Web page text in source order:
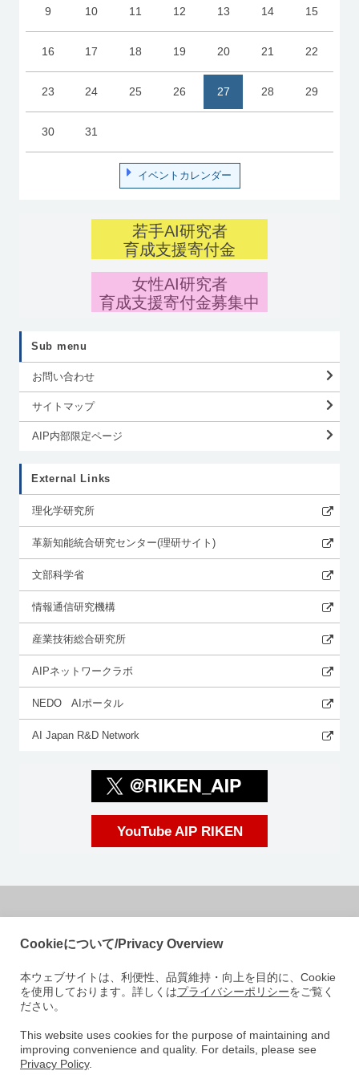
9 10 11 12 13 14 15
16 17 18 19 20 21 22
23 24 25 26 27 28 29
30 31
イベントカレンダー
若手AI研究者
育成支援寄付金
女性AI研究者
育成支援寄付金募集中
Sub menu
お問い合わせ
サイトマップ
AIP内部限定ページ
External Links
理化学研究所
革新知能統合研究センター(理研サイト)
文部科学省
情報通信研究機構
産業技術総合研究所
AIPネットワークラボ
NEDO AIポータル
AI Japan R&D Network
YouTube AIP RIKEN
国立研究開発法人理化学研究所
〒103-0027
東京都中央区日本橋 1-4-1
e-mail: aip-koho [at]riken.jp 注: メールアドレスの[at]は@に変えてくださ
い
Cookieについて/Privacy Overview
本ウェブサイトは、利便性、品質維持・向上を目的に、Cookie
を使用しております。詳しくはプライバシーポリシーをご覧く
ださい。
This website uses cookies for the purpose of maintaining and
improving convenience and quality. For details, please see
Privacy Policy.